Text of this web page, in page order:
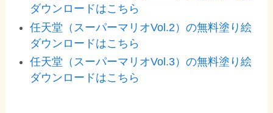
ダウンロードはこちら
任天堂（スーパーマリオVol.2）の無料塗り絵
ダウンロードはこちら
任天堂（スーパーマリオVol.3）の無料塗り絵
ダウンロードはこちら